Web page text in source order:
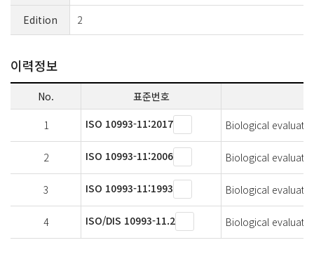
Edition 2
이력정보
No. 표준번호
1 ISO 10993-11:2017 Biological
2 ISO 10993-11:2006 Biological
3 ISO 10993-11:1993 Biological
4 ISO/DIS 10993-11.2 Biological